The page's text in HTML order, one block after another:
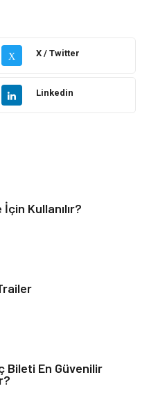
Gıda
Elektrik Elektronik
Mobilya
Moda
X X / Twitter
Linkedin
İçin Kullanılır?
Bileti En Güvenilir